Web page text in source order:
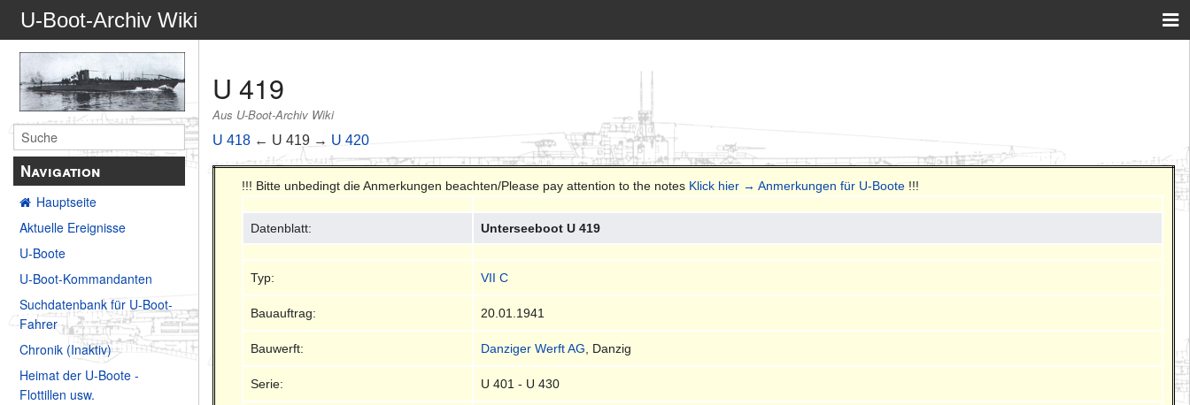
U-Boot-Archiv Wiki
Navigation
Hauptseite
Aktuelle Ereignisse
U-Boote
U-Boot-Kommandanten
Suchdatenbank für U-Boot-
Fahrer
Chronik (Inaktiv)
Heimat der U-Boote -
Flottillen usw.
U 419
Aus U-Boot-Archiv Wiki
U 418 ← U 419 → U 420
!!! Bitte unbedingt die Anmerkungen beachten/Please pay attention to the notes Klick hier → Anmerkungen für U-Boote !!!
Datenblatt: Unterseeboot U 419
Typ: VII C
Bauauftrag: 20.01.1941
Bauwerft: Danziger Werft AG , Danzig
Serie: U 401 - U 430